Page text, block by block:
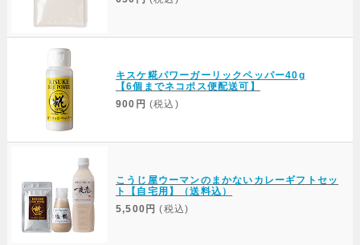
キスケ糀パワーガーリックペッパー40g
【6個までネコポス便配送可】
900円 (税込)
こうじ屋ウーマンのまかないカレーギフトセッ
ト【自宅用】（送料込）
5,500円 (税込)